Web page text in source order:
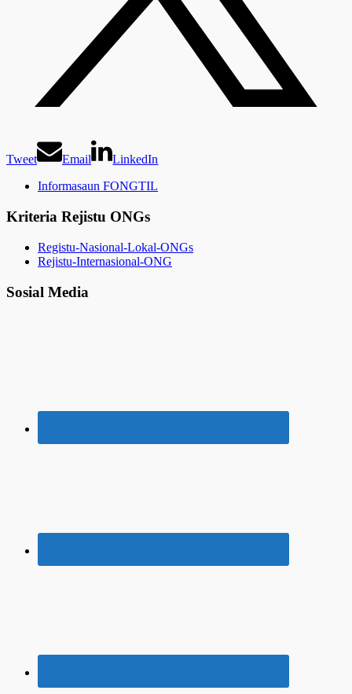
Tweet Email
LinkedIn
Informasaun FONGTIL
Kriteria Rejistu ONGs
Registu-Nasional-Lokal-ONGs
Rejistu-Internasional-ONG
Sosial Media